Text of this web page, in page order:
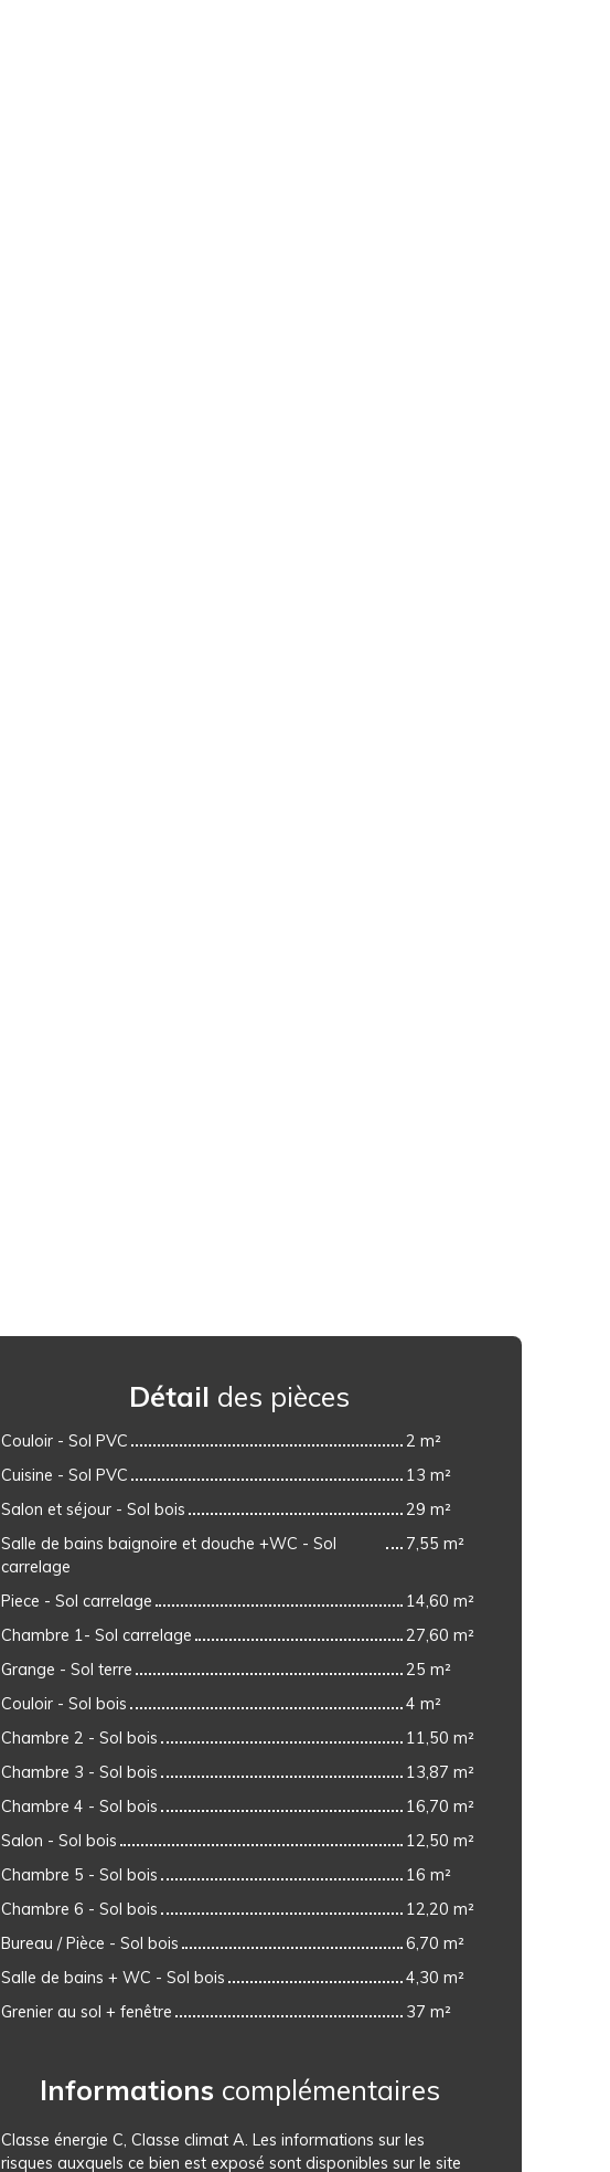
Détail des pièces
Couloir - Sol PVC
2 m²
Cuisine - Sol PVC
13 m²
Salon et séjour - Sol bois
29 m²
Salle de bains baignoire et douche +WC - Sol
carrelage
7,55 m²
Piece - Sol carrelage
14,60 m²
Chambre 1- Sol carrelage
27,60 m²
Grange - Sol terre
25 m²
Couloir - Sol bois
4 m²
Chambre 2 - Sol bois
11,50 m²
Chambre 3 - Sol bois
13,87 m²
Chambre 4 - Sol bois
16,70 m²
Salon - Sol bois
12,50 m²
Chambre 5 - Sol bois
16 m²
Chambre 6 - Sol bois
12,20 m²
Bureau / Pièce - Sol bois
6,70 m²
Salle de bains + WC - Sol bois
4,30 m²
Grenier au sol + fenêtre
37 m²
Informations complémentaires
Classe énergie C, Classe climat A. Les informations sur les
risques auxquels ce bien est exposé sont disponibles sur le site